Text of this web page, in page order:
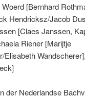
[Bernhard
Hendricksz/Jacob
[Claes Janssen,
Riener [Marijtje
Elisabeth
der Nederlandse